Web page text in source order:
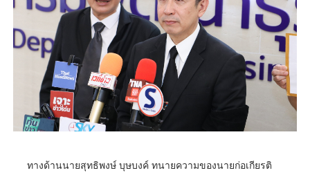
ทางด้านนายสุทธิพงษ์ บุษบงค์ ทนายความของนายก่อเกียรติ